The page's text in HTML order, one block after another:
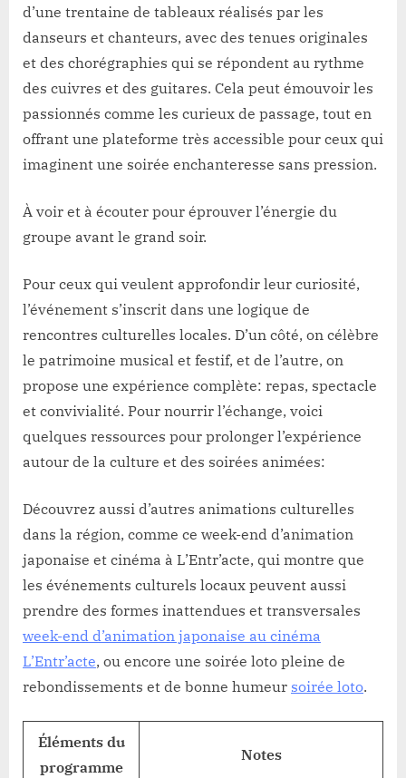
d’une trentaine de tableaux réalisés par les
danseurs et chanteurs, avec des tenues originales
et des chorégraphies qui se répondent au rythme
des cuivres et des guitares. Cela peut émouvoir les
passionnés comme les curieux de passage, tout en
offrant une plateforme très accessible pour ceux qui
imaginent une soirée enchanteresse sans pression.
À voir et à écouter pour éprouver l’énergie du
groupe avant le grand soir.
Pour ceux qui veulent approfondir leur curiosité,
l’événement s’inscrit dans une logique de
rencontres culturelles locales. D’un côté, on célèbre
le patrimoine musical et festif, et de l’autre, on
propose une expérience complète: repas, spectacle
et convivialité. Pour nourrir l’échange, voici
quelques ressources pour prolonger l’expérience
autour de la culture et des soirées animées:
Découvrez aussi d’autres animations culturelles
dans la région, comme ce week-end d’animation
japonaise et cinéma à L’Entr’acte, qui montre que
les événements culturels locaux peuvent aussi
prendre des formes inattendues et transversales
week-end d’animation japonaise au cinéma
L’Entr’acte, ou encore une soirée loto pleine de
rebondissements et de bonne humeur soirée loto.
Éléments du
programme
Notes